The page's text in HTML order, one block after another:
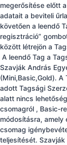
megerősítése előtt
adatait a beviteli
követően a leendő
regisztráció”
között létrejön a
A leendő Tag a
Szavják András
(Mini,Basic,Gold).
adott Tagsági
alatt nincs
csomagról , Basic-
módosításra, amely
csomag
teljesítését. Szavják